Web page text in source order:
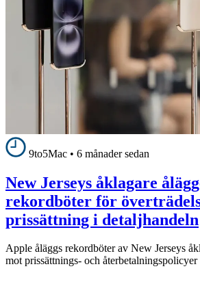
9to5Mac • 6 månader sedan
New Jerseys åklagare
rekordböter för
prissättning i detaljhandeln
Apple åläggs rekordböter av New Jerseys
mot prissättnings- och